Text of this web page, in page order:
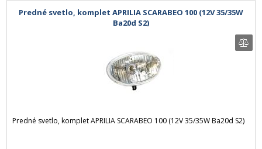
Predné svetlo, komplet APRILIA SCARABEO 100 (12V 35/35W
Ba20d S2)
Predné svetlo, komplet APRILIA SCARABEO 100 (12V 35/35W Ba20d S2)